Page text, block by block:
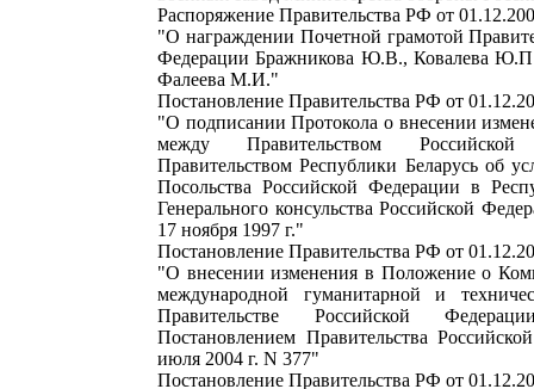
Распоряжение Правительства РФ от
"О награждении Почетной грамотой
Федерации Бражникова Ю.В., Ковалева
Фалеева М.И."
Постановление Правительства РФ от
"О подписании Протокола о внесении
между Правительством
Правительством Республики Беларусь об
Посольства Российской Федерации в
Генерального консульства Российской
17 ноября 1997 г."
Постановление Правительства РФ от
"О внесении изменения в Положение о
международной гуманитарной и
Правительстве Российской
Постановлением Правительства
июля 2004 г. N 377"
Постановление Правительства РФ от